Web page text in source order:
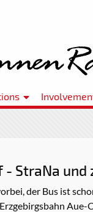
StraNa
der Bus ist